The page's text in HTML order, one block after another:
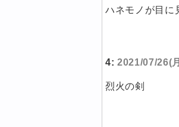
ハネモノが目に
4: 2021/07/26(
烈火の剣